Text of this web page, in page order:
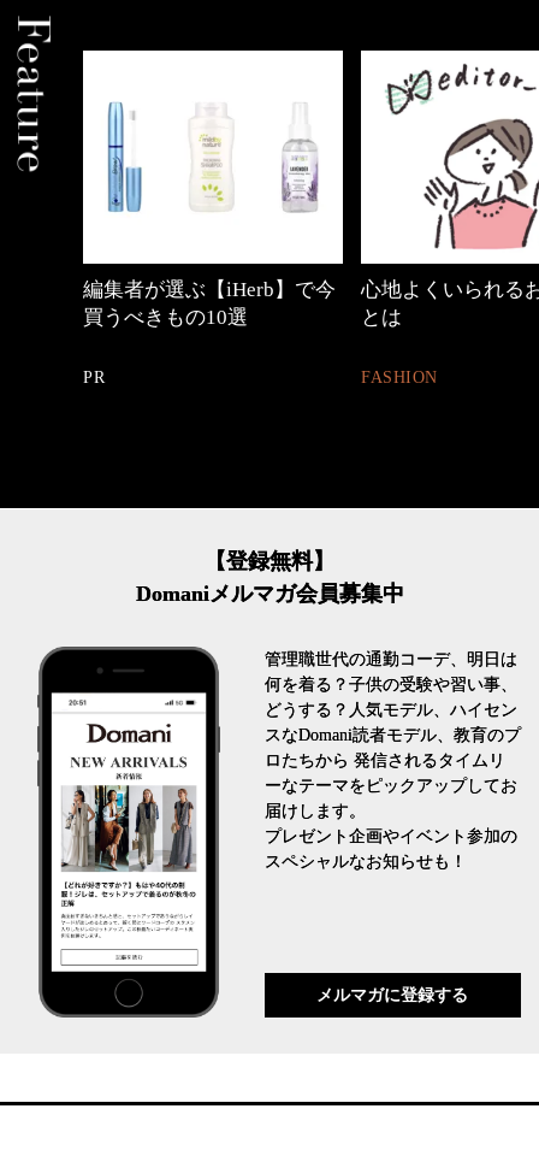
編集者が選ぶ【iHerb】で今
買うべきもの10選
PR
心地よくいられる
とは
FASHION
【登録無料】
Domaniメルマガ会員募集中
管理職世代の通勤コーデ、明日は
何を着る？子供の受験や習い事、
どうする？人気モデル、ハイセン
スなDomani読者モデル、教育のプ
ロたちから 発信されるタイムリ
ーなテーマをピックアップしてお
届けします。
プレゼント企画やイベント参加の
スペシャルなお知らせも！
メルマガに登録する